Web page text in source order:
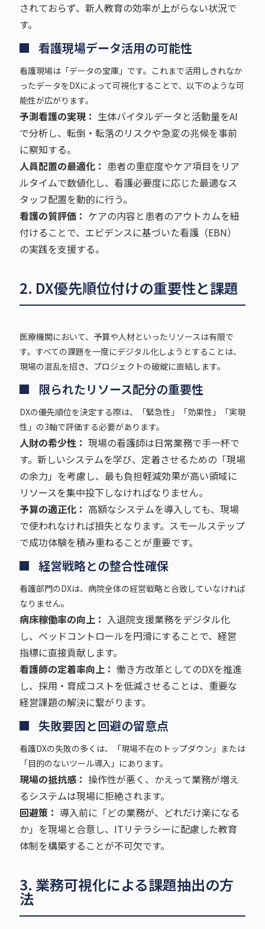
されておらず、新人教育の効率が上がらない状況で
す。
看護現場データ活用の可能性
看護現場は「データの宝庫」です。これまで活用しきれなか
ったデータをDXによって可視化することで、以下のような可
能性が広がります。
予測看護の実現： 生体バイタルデータと活動量をAI
で分析し、転倒・転落のリスクや急変の兆候を事前
に察知する。
人員配置の最適化： 患者の重症度やケア項目をリア
ルタイムで数値化し、看護必要度に応じた最適なス
タッフ配置を動的に行う。
看護の質評価： ケアの内容と患者のアウトカムを紐
付けることで、エビデンスに基づいた看護（EBN）
の実践を支援する。
2. DX優先順位付けの重要性と課題
医療機関において、予算や人材といったリソースは有限で
す。すべての課題を一度にデジタル化しようとすることは、
現場の混乱を招き、プロジェクトの破綻に直結します。
限られたリソース配分の重要性
DXの優先順位を決定する際は、「緊急性」「効果性」「実現
性」の3軸で評価する必要があります。
人財の希少性： 現場の看護師は日常業務で手一杯で
す。新しいシステムを学び、定着させるための「現場
の余力」を考慮し、最も負担軽減効果が高い領域に
リソースを集中投下しなければなりません。
予算の適正化： 高額なシステムを導入しても、現場
で使われなければ損失となります。スモールステップ
で成功体験を積み重ねることが重要です。
経営戦略との整合性確保
看護部門のDXは、病院全体の経営戦略と合致していなければ
なりません。
病床稼働率の向上： 入退院支援業務をデジタル化
し、ベッドコントロールを円滑にすることで、経営
指標に直接貢献します。
看護師の定着率向上： 働き方改革としてのDXを推進
し、採用・育成コストを低減させることは、重要な
経営課題の解決に繋がります。
失敗要因と回避の留意点
看護DXの失敗の多くは、「現場不在のトップダウン」または
「目的のないツール導入」にあります。
現場の抵抗感： 操作性が悪く、かえって業務が増え
るシステムは現場に拒絶されます。
回避策： 導入前に「どの業務が、どれだけ楽になる
か」を現場と合意し、ITリテラシーに配慮した教育
体制を構築することが不可欠です。
3. 業務可視化による課題抽出の方
法